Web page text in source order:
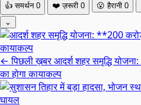
👍 समर्थन 0 ❤️ ज़रूरी 0 😮 हैरानी 0
⌄
← पिछली ख़बरआदर्श शहर समृद्धि
का होगा कायाकल्प